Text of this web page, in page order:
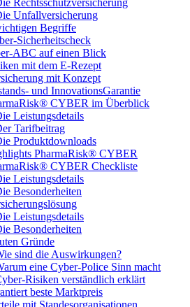
Rechtsschutzversicherung
Unfallversicherung
Begriffe
Sicher­heits­check
ABC auf einen Blick
mit dem E-Rezept
mit Konzept
und InnovationsGarantie
CYBER im Überblick
Leistungsdetails
Tarifbeitrag
Produktdownloads
PharmaRisk® CYBER
CYBER Checkliste
Leistungsdetails
Besonderheiten
Leistungsdetails
Besonderheiten
Gründe
sind die Auswirkungen?
eine Cyber-Police Sinn macht
Risiken verständlich erklärt
beste Marktpreis
mit Standesorganisationen